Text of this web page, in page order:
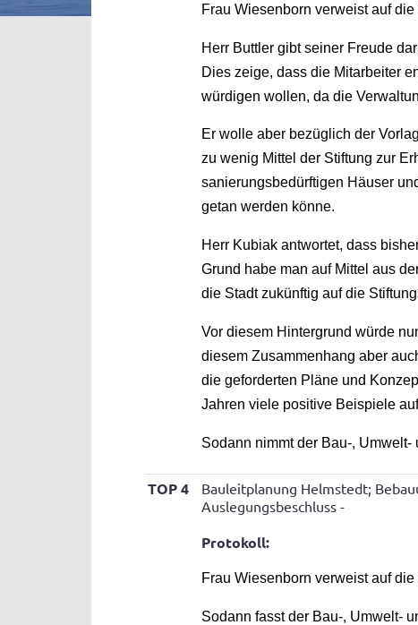
Frau Wiesenborn verweist auf die
Herr Buttler gibt seiner Freude
Dies zeige, dass die Mitarbeiter
würdigen wollen, da die
Er wolle aber bezüglich der
zu wenig Mittel der Stiftung zur
sanierungsbedürftigen Häuser
getan werden könne.
Herr Kubiak antwortet, dass
Grund habe man auf Mittel aus
die Stadt zukünftig auf die
Vor diesem Hintergrund würde
diesem Zusammenhang aber
die geforderten Pläne und
Jahren viele positive Beispiele
Sodann nimmt der Bau-,
TOP 4
Bauleitplanung Helmstedt;
Auslegungsbeschluss -
Protokoll:
Frau Wiesenborn verweist auf die
Sodann fasst der Bau-, Umwelt-